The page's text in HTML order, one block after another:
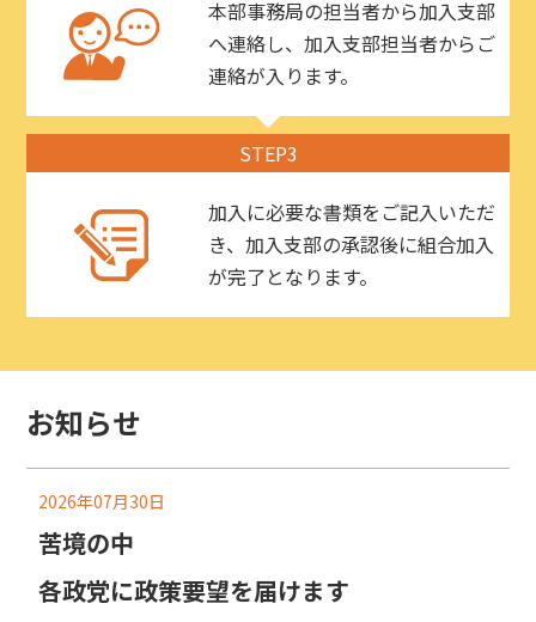
本部事務局の担当者から加入支部
へ連絡し、加入支部担当者からご
連絡が入ります。
STEP3
加入に必要な書類をご記入いただ
き、加入支部の承認後に組合加入
が完了となります。
お知らせ
2026年07月30日
苦境の中
各政党に政策要望を届けます